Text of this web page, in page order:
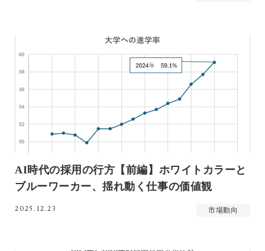
AI時代の採用の行方【前編】ホワイトカラーと
ブルーワーカー、揺れ動く仕事の価値観
2025.12.23 市場動向